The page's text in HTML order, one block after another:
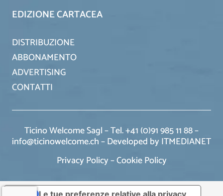
EDIZIONE CARTACEA
DISTRIBUZIONE
ABBONAMENTO
ADVERTISING
CONTATTI
Ticino Welcome Sagl – Tel. +41 (0)91 985 11 88 –
info@ticinowelcome.ch –Developed by ITMEDIANET
Privacy Policy–Cookie Policy